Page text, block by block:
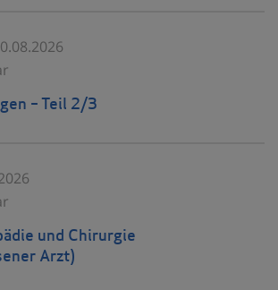
– Teil 2/3
und Chirurgie
Arzt)